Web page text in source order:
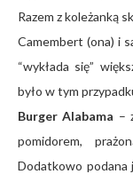
Razem z koleżanką
Camembert (ona) i
“wykłada się”
było w tym
Burger Alabama –
pomidorem,
Dodatkowo podana